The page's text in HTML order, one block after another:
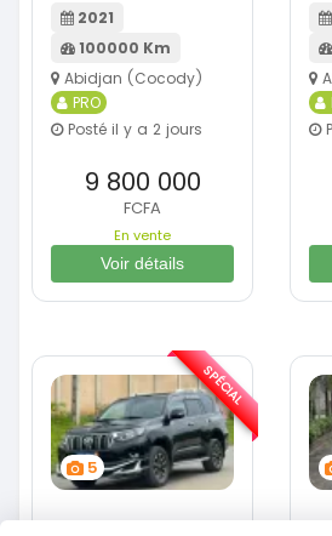
2021
100000 Km
Abidjan (Cocody)
PRO
Posté il y a 2 jours
9 800 000
FCFA
En vente
Voir détails
5
SPÉCIAL